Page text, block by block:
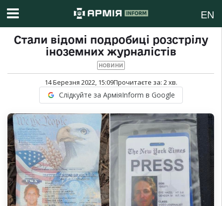
EN
Стали відомі подробиці розстрілу
іноземних журналістів
НОВИНИ
14 Березня 2022, 15:09Прочитаєте за: 2хв.
Слідкуйте за АрміяInform в Google